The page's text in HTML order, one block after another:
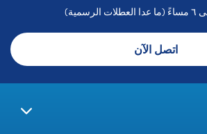
اتصل الآن